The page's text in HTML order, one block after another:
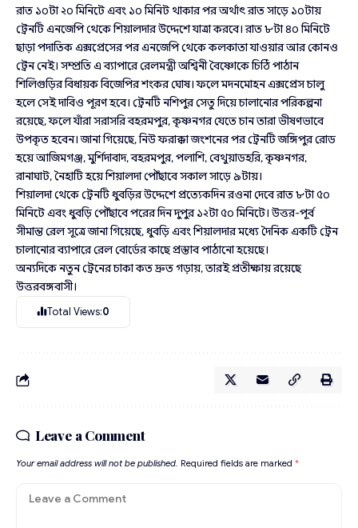
রাত ১০টা ২০ মিনিটে এবং ১০ মিনিট থাকার পর অর্থাৎ রাত সাড়ে ১০টায়
ট্রেনটি এনজেপি থেকে শিয়ালদার উদ্দেশে যাত্রা করবে। রাত ৮টা ৪০ মিনিটে
ছাড়া পদাতিক এক্সপ্রেসের পর এনজেপি থেকে কলকাতা যাওয়ার আর কোনও
ট্রেন নেই। সম্প্রতি এ ব্যাপারে রেলমন্ত্রী অশ্বিনী বৈষ্ণোকে চিঠি পাঠান
শিলিগুড়ির বিধায়ক বিজেপির শংকর ঘোষ। ফলে মদনমোহন এক্সপ্রেস চালু
হলে সেই দাবিও পূরণ হবে। ট্রেনটি নশিপুর সেতু দিয়ে চালানোর পরিকল্পনা
রয়েছে, ফলে যাঁরা সরাসরি বহরমপুর, কৃষ্ণনগর যেতে চান তারা ভীষণভাবে
উপকৃত হবেন। জানা গিয়েছে, নিউ ফরাক্কা জংশনের পর ট্রেনটি জঙ্গিপুর রোড
হয়ে আজিমগঞ্জ, মুর্শিদাবাদ, বহরমপুর, পলাশি, বেথুয়াডহরি, কৃষ্ণনগর,
রানাঘাট, নৈহাটি হয়ে শিয়ালদা পৌঁছাবে সকাল সাড়ে ৯টায়।
শিয়ালদা থেকে ট্রেনটি ধুবড়ির উদ্দেশে প্রত্যেকদিন রওনা দেবে রাত ৮টা ৫০
মিনিটে এবং ধুবড়ি পৌঁছাবে পরের দিন দুপুর ১২টা ৫০ মিনিটে। উত্তর-পূর্ব
সীমান্ত রেল সূত্রে জানা গিয়েছে, ধুবড়ি এবং শিয়ালদার মধ্যে দৈনিক একটি ট্রেন
চালানোর ব্যাপারে রেল বোর্ডের কাছে প্রস্তাব পাঠানো হয়েছে।
অন্যদিকে নতুন ট্রেনের চাকা কত দ্রুত গড়ায়, তারই প্রতীক্ষায় রয়েছে
উত্তরবঙ্গবাসী।
Total Views:0
Leave a Comment
Your email address will not be published. Required fields are marked *